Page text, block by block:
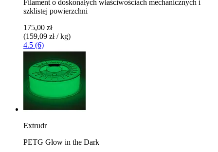
Filament o doskonałych właściwościach mechanicznych i
szklistej powierzchni
175,00 zł
(159,09 zł / kg)
4.5 (6)
Extrudr
PETG Glow in the Dark